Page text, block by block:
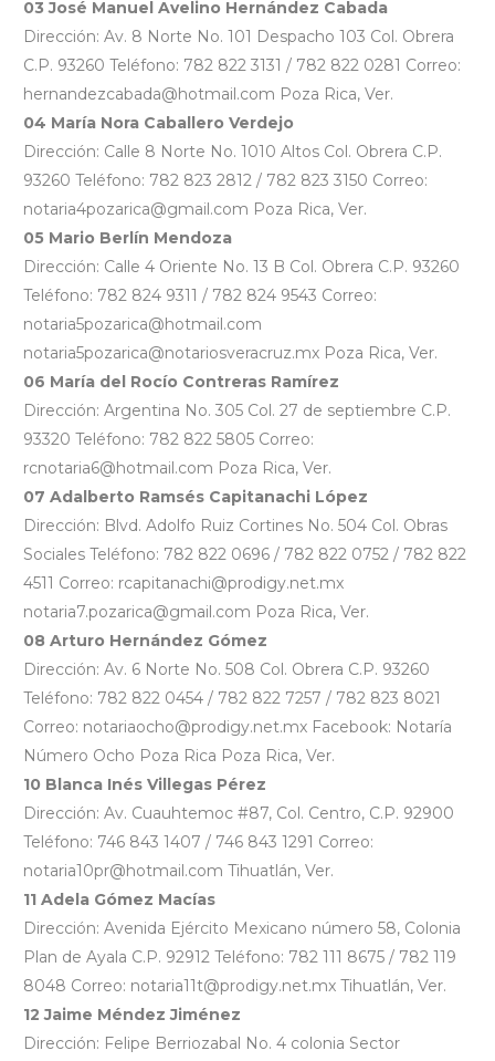
03 José Manuel Avelino Hernández Cabada
Dirección: Av. 8 Norte No. 101 Despacho 103 Col. Obrera
C.P. 93260 Teléfono: 782 822 3131 / 782 822 0281 Correo:
hernandezcabada@hotmail.com Poza Rica, Ver.
04 María Nora Caballero Verdejo
Dirección: Calle 8 Norte No. 1010 Altos Col. Obrera C.P.
93260 Teléfono: 782 823 2812 / 782 823 3150 Correo:
notaria4pozarica@gmail.com Poza Rica, Ver.
05 Mario Berlín Mendoza
Dirección: Calle 4 Oriente No. 13 B Col. Obrera C.P. 93260
Teléfono: 782 824 9311 / 782 824 9543 Correo:
notaria5pozarica@hotmail.com
notaria5pozarica@notariosveracruz.mx Poza Rica, Ver.
06 María del Rocío Contreras Ramírez
Dirección: Argentina No. 305 Col. 27 de septiembre C.P.
93320 Teléfono: 782 822 5805 Correo:
rcnotaria6@hotmail.com Poza Rica, Ver.
07 Adalberto Ramsés Capitanachi López
Dirección: Blvd. Adolfo Ruiz Cortines No. 504 Col. Obras
Sociales Teléfono: 782 822 0696 / 782 822 0752 / 782 822
4511 Correo: rcapitanachi@prodigy.net.mx
notaria7.pozarica@gmail.com Poza Rica, Ver.
08 Arturo Hernández Gómez
Dirección: Av. 6 Norte No. 508 Col. Obrera C.P. 93260
Teléfono: 782 822 0454 / 782 822 7257 / 782 823 8021
Correo: notariaocho@prodigy.net.mx Facebook: Notaría
Número Ocho Poza Rica Poza Rica, Ver.
10 Blanca Inés Villegas Pérez
Dirección: Av. Cuauhtemoc #87, Col. Centro, C.P. 92900
Teléfono: 746 843 1407 / 746 843 1291 Correo:
notaria10pr@hotmail.com Tihuatlán, Ver.
11 Adela Gómez Macías
Dirección: Avenida Ejército Mexicano número 58, Colonia
Plan de Ayala C.P. 92912 Teléfono: 782 111 8675 / 782 119
8048 Correo: notaria11t@prodigy.net.mx Tihuatlán, Ver.
12 Jaime Méndez Jiménez
Dirección: Felipe Berriozabal No. 4 colonia Sector